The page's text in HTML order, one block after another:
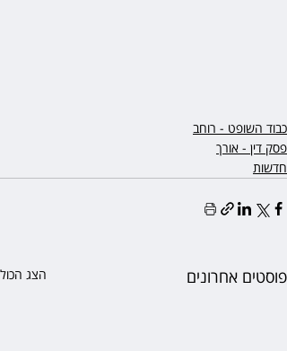
כבוד השופט - רוחב
פסק דין - אורך
חדשות
פוסטים אחרונים הצג הכול